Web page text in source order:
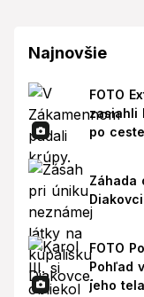
Najnovšie
FOTO
zasiahli
po
Záhada
FOTO
Pohľad
jeho